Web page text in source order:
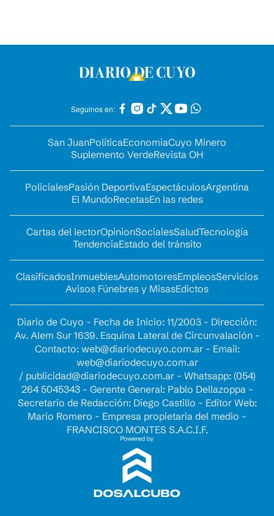
Seguinos en:
San JuanPolíticaEconomíaCuyo Minero
Suplemento VerdeRevista OH
PolicialesPasión DeportivaEspectáculosArgentina
El MundoRecetasEn las redes
Cartas del lectorOpinionSocialesSaludTecnología
TendenciaEstado del tránsito
ClasificadosInmueblesAutomotoresEmpleosServicios
Avisos Fúnebres y MisasEdictos
Diario de Cuyo - Fecha de Inicio: 11/2003 - Dirección:
Av. Alem Sur 1639. Esquina Lateral de Circunvalación -
Contacto: web@diariodecuyo.com.ar- Email:
web@diariodecuyo.com.ar
/ publicidad@diariodecuyo.com.ar- Whatsapp: (054)
264 5045343 - Gerente General: Pablo Dellazoppa -
Secretario de Redacción: Diego Castillo - Editor Web:
Mario Romero - Empresa propietaria del medio -
FRANCISCO MONTES S.A.C.I.F.